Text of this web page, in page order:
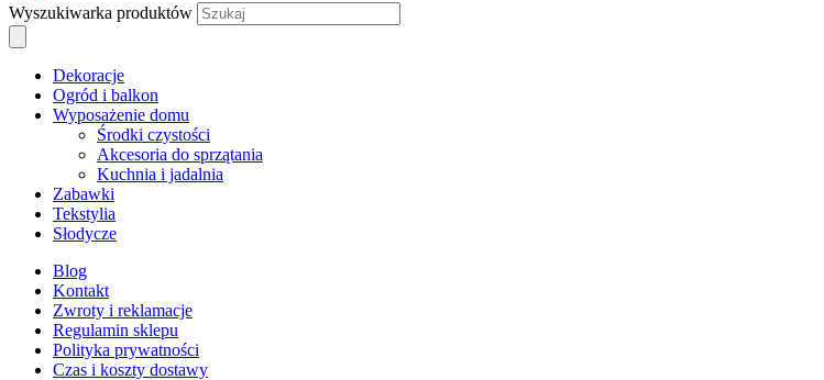
Wyszukiwarka produktów
Dekoracje
Ogród i balkon
Wyposażenie domu
Środki czystości
Akcesoria do sprzątania
Kuchnia i jadalnia
Zabawki
Tekstylia
Słodycze
Blog
Kontakt
Zwroty i reklamacje
Regulamin sklepu
Polityka prywatności
Czas i koszty dostawy